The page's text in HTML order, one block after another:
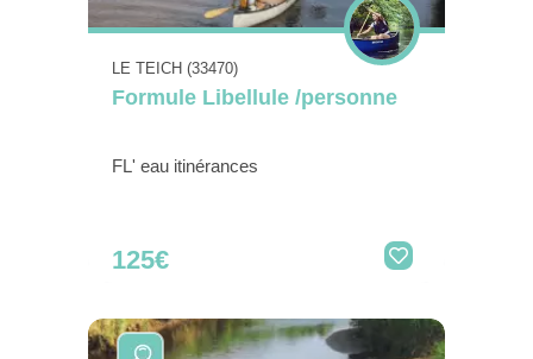
LE TEICH (33470)
Formule Libellule /personne
FL' eau itinérances
125€